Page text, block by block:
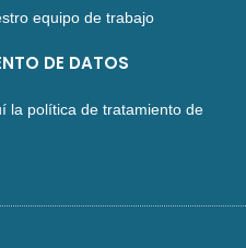
equipo de trabajo
DE DATOS
la política de tratamiento de